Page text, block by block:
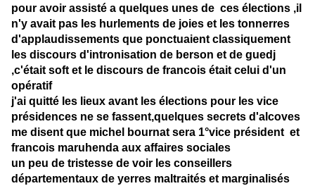
pour avoir assisté a quelques unes de ces élections ,il
n'y avait pas les hurlements de joies et les tonnerres
d'applaudissements que ponctuaient classiquement
les discours d'intronisation de berson et de guedj
,c'était soft et le discours de francois était celui d'un
opératif
j'ai quitté les lieux avant les élections pour les vice
présidences ne se fassent,quelques secrets d'alcoves
me disent que michel bournat sera 1°vice président et
francois maruhenda aux affaires sociales
un peu de tristesse de voir les conseillers
départementaux de yerres maltraités et marginalisés